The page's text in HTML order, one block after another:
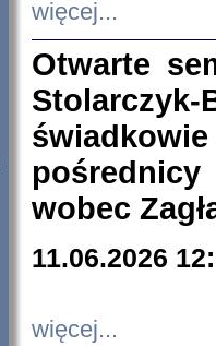
więcej...
Otwarte
wobec
11.06.2026
więcej...